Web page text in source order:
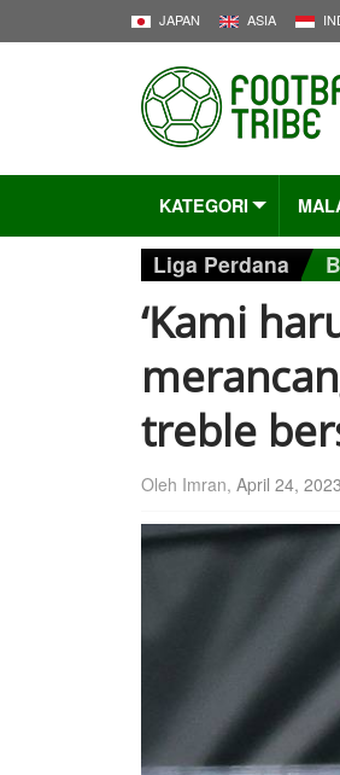
JAPAN ASIA
KATEGORI
Liga Perdana
‘Kami
treble
Oleh Imran, April 24,